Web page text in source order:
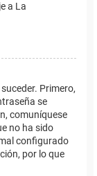
a La
Primero,
se
comuníquese
no ha sido
configurado
por lo que